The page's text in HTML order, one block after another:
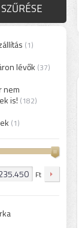
(1)
lévők (37)
nem
is! (182)
(1)
Ft